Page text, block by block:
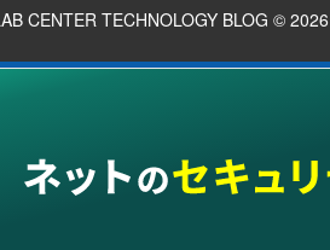
CENTER TECHNOLOGY BLOG© 2026